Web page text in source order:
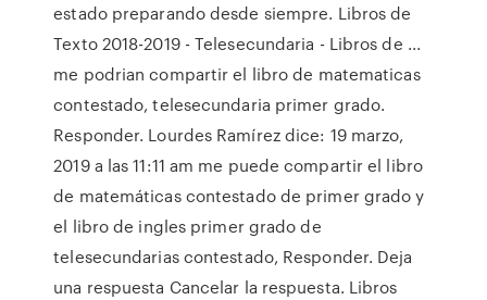
estado preparando desde siempre. Libros de
Texto 2018-2019 - Telesecundaria - Libros de ...
me podrian compartir el libro de matematicas
contestado, telesecundaria primer grado.
Responder. Lourdes Ramírez dice: 19 marzo,
2019 a las 11:11 am me puede compartir el libro
de matemáticas contestado de primer grado y
el libro de ingles primer grado de
telesecundarias contestado, Responder. Deja
una respuesta Cancelar la respuesta. Libros